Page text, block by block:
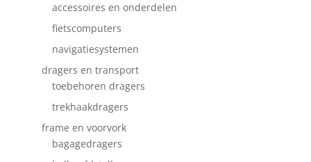
accessoires en onderdelen
fietscomputers
navigatiesystemen
dragers en transport
toebehoren dragers
trekhaakdragers
frame en voorvork
bagagedragers